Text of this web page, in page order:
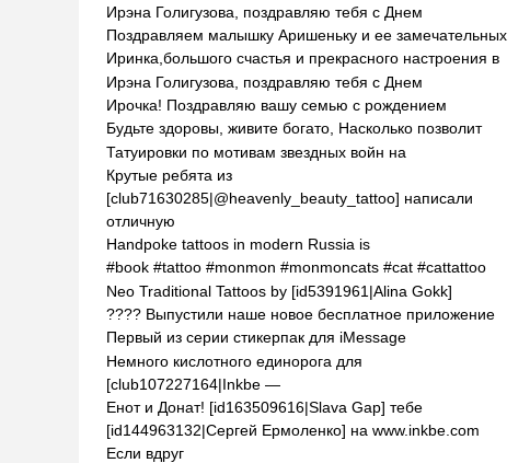
Ирэна Голигузова, поздравляю тебя с Днем
Поздравляем малышку Аришеньку и ее замечательных
Иринка,большого счастья и прекрасного настроения в
Ирэна Голигузова, поздравляю тебя с Днем
Ирочка! Поздравляю вашу семью с рождением
Будьте здоровы, живите богато, Насколько позволит
Татуировки по мотивам звездных войн на
Крутые ребята из
[club71630285|@heavenly_beauty_tattoo] написали
отличную
Handpoke tattoos in modern Russia is
#book #tattoo #monmon #monmoncats #cat #cattattoo
Neo Traditional Tattoos by [id5391961|Alina Gokk]
???? Выпустили наше новое бесплатное приложение
Первый из серии стикерпак для iMessage
Немного кислотного единорога для
[club107227164|Inkbe —
Енот и Донат! [id163509616|Slava Gap] тебе
[id144963132|Сергей Ермоленко] на www.inkbe.com
Если вдруг